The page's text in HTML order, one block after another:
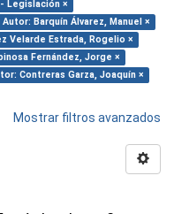
Legislación ×
Autor: Barquín Álvarez, Manuel ×
Velarde Estrada, Rogelio ×
Fernández, Jorge ×
Contreras Garza, Joaquín ×
Mostrar filtros avanzados